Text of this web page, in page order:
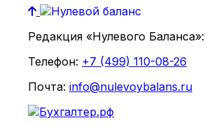
Редакция «Нулевого Баланса»:
Телефон: +7 (499) 110-08-26
Почта: info@nulevoybalans.ru